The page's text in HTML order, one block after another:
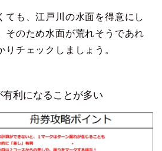
ても、江戸川の水面を得意にし
そのため水面が荒れそうであれ
チェックしましょう。
利になることが多い